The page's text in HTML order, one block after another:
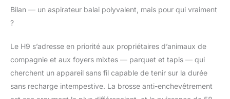
équilibrée prévient tout
risque de chute.
Protégez votre santé et
celle de votre famille. Le
système de filtration à 8
capture 99,99 % des
Bilan — un aspirateur balai polyvalent, mais pour qui vraiment
?
Le H9 s’adresse en priorité aux propriétaires d’animaux de
compagnie et aux foyers mixtes — parquet et tapis — qui
cherchent un appareil sans fil capable de tenir sur la durée
sans recharge intempestive. La brosse anti-enchevêtrement